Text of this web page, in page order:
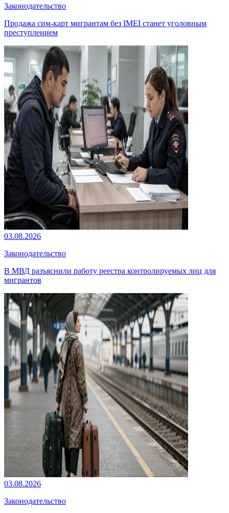
Законодательство
Продажа сим-карт мигрантам без IMEI станет уголовным
преступлением
03.08.2026
Законодательство
В МВД разъяснили работу реестра контролируемых лиц для
мигрантов
03.08.2026
Законодательство